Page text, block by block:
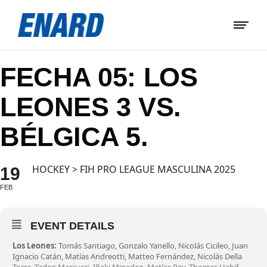
FECHA 05: LOS
LEONES 3 VS.
BÉLGICA 5.
19
FEB
HOCKEY > FIH PRO LEAGUE MASCULINA 2025
EVENT DETAILS
Los Leones: Tomás Santiago, Gonzalo Yanello, Nicolás Cicileo, Juan
Ignacio Catán, Matías Andreotti, Matteo Fernández, Nicolás Della